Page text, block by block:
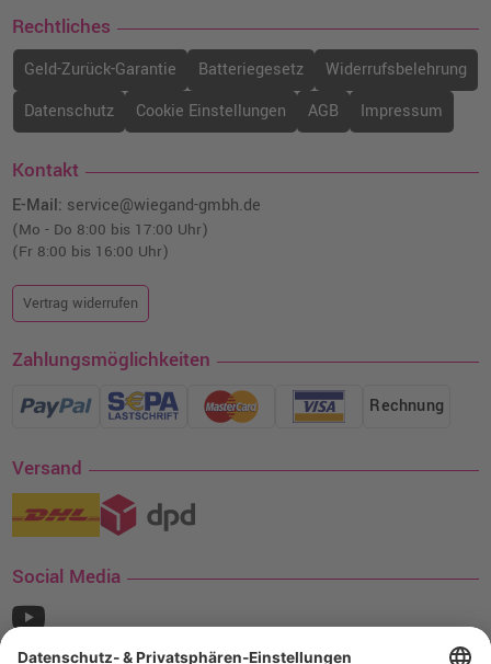
Rechtliches
Geld-Zurück-Garantie Batteriegesetz
Widerrufsbelehrung
Datenschutz
Cookie Einstellungen AGB Impressum
Kontakt
E-Mail: service@wiegand-gmbh.de
(Mo - Do 8:00 bis 17:00 Uhr)
(Fr 8:00 bis 16:00 Uhr)
Vertrag widerrufen
Zahlungsmöglichkeiten
Rechnung
Versand
Social Media